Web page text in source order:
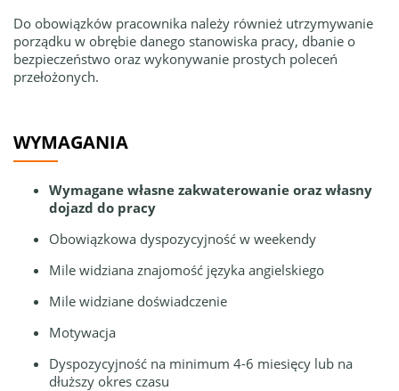
Do obowiązków pracownika należy również utrzymywanie
porządku w obrębie danego stanowiska pracy, dbanie o
bezpieczeństwo oraz wykonywanie prostych poleceń
przełożonych.
WYMAGANIA
Wymagane własne zakwaterowanie oraz własny
dojazd do pracy
Obowiązkowa dyspozycyjność w weekendy
Mile widziana znajomość języka angielskiego
Mile widziane doświadczenie
Motywacja
Dyspozycyjność na minimum 4-6 miesięcy lub na
dłuższy okres czasu